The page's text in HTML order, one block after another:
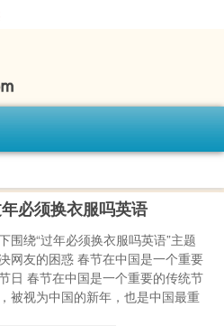
必须换衣服吗英语
围绕“过年必须换衣服吗英语”主题
网友的困惑 春节在中国是一个重要
日 春节在中国是一个重要的传统节
被视为中国的新年，也是中国最重